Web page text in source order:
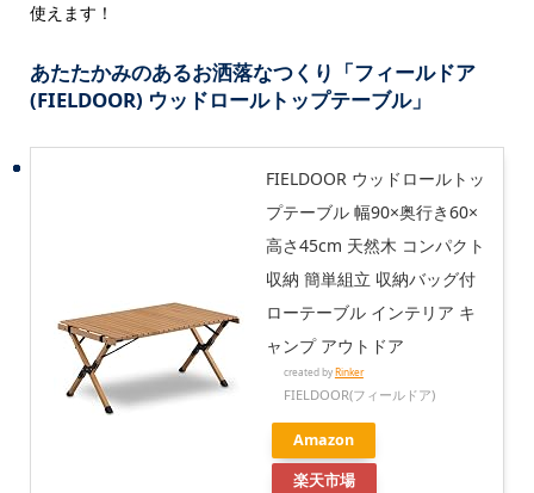
使えます！
あたたかみのあるお洒落なつくり「フィールドア
(FIELDOOR) ウッドロールトップテーブル」
FIELDOOR ウッドロールトッ
プテーブル 幅90×奥行き60×
高さ45cm 天然木 コンパクト
収納 簡単組立 収納バッグ付
ローテーブル インテリア キ
ャンプ アウトドア
created by Rinker
FIELDOOR(フィールドア)
Amazon
楽天市場